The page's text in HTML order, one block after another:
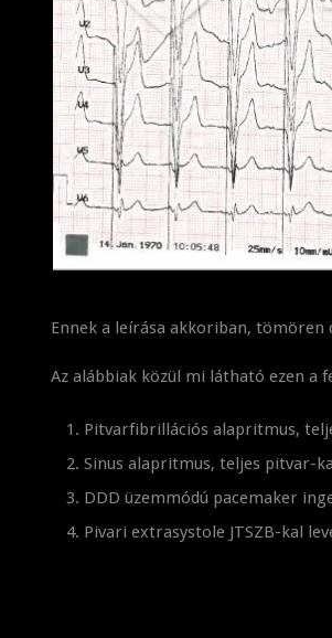
Ennek a leírása akkoriban, tömören
Az alábbiak közül mi látható ezen a
Pitvarfibrillációs alapritmus,
Sinus alapritmus, teljes pitvar-
DDD üzemmódú pacemaker
Pivari extrasystole JTSZB-kal